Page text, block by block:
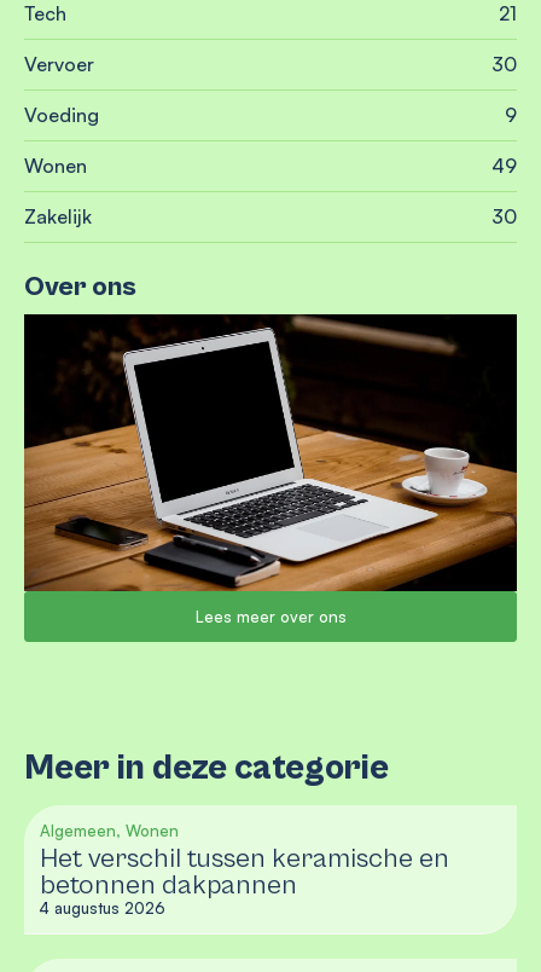
Tech 21
Vervoer 30
Voeding 9
Wonen 49
Zakelijk 30
Over ons
Lees meer over ons
Meer in deze categorie
Algemeen, Wonen
Het verschil tussen keramische en
betonnen dakpannen
4 augustus 2026